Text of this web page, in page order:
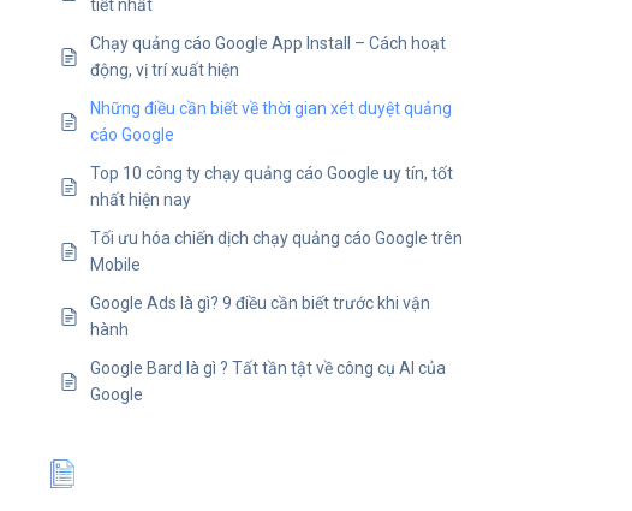
tiết nhất
Chạy quảng cáo Google App Install – Cách hoạt
động, vị trí xuất hiện
Những điều cần biết về thời gian xét duyệt quảng
cáo Google
Top 10 công ty chạy quảng cáo Google uy tín, tốt
nhất hiện nay
Tối ưu hóa chiến dịch chạy quảng cáo Google trên
Mobile
Google Ads là gì? 9 điều cần biết trước khi vận
hành
Google Bard là gì ? Tất tần tật về công cụ AI của
Google